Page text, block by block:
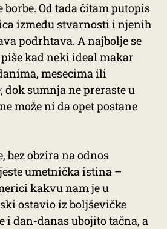
borbe. Od tada čitam putopis
između stvarnosti i njenih
podrhtava. A najbolje se
kad neki ideal makar
mesecima ili
dok sumnja ne preraste u
može ni da opet postane
bez obzira na odnos
umetnička istina –
kakvu nam je u
ostavio iz boljševičke
i dan-danas ubojito tačna, a